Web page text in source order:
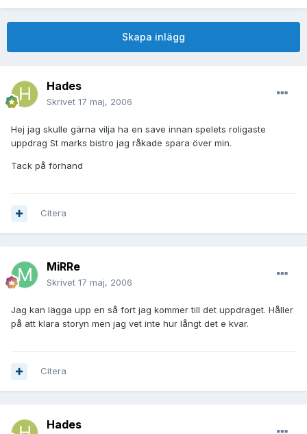
Skapa inlägg
Hades
Skrivet 17 maj, 2006
Hej jag skulle gärna vilja ha en save innan spelets roligaste
uppdrag St marks bistro jag råkade spara över min.
Tack på förhand
Citera
MiRRe
Skrivet 17 maj, 2006
Jag kan lägga upp en så fort jag kommer till det uppdraget. Håller
på att klara storyn men jag vet inte hur långt det e kvar.
Citera
Hades